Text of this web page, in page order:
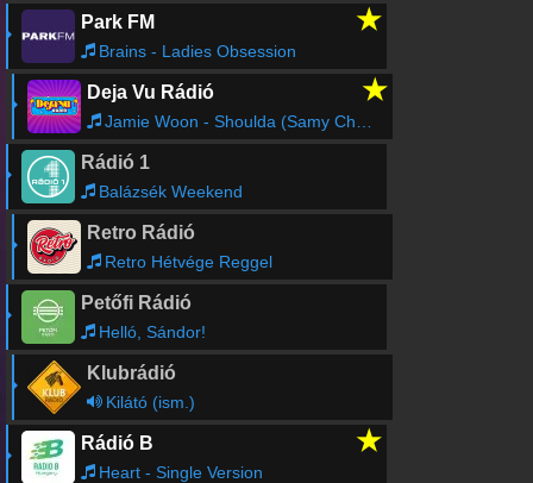
Park FM ★
Brains - Ladies Obsession
Deja Vu Rádió ★
Jamie Woon - Shoulda (Samy Chelly Remix)
Rádió 1
Balázsék Weekend
Retro Rádió
Retro Hétvége Reggel
Petőfi Rádió
Helló, Sándor!
Klubrádió
Kilátó (ism.)
Rádió B ★
Heart - Single Version